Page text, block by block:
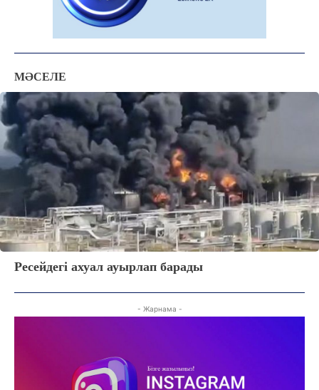
ЖАҢАЛЫҚТАР
ОҚИҒА
КӨЗҚАРАС
АРНАЙЫ ЖОБА
МӘСЕЛЕ
Ресейдегі ахуал ауырлап барады
- Жарнама -